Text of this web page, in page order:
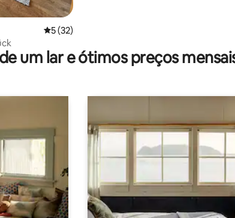
5 de uma avaliação média de 5, 32 avaliações
5 (32)
um lar e ótimos preços